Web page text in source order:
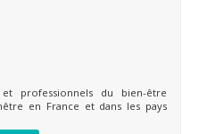
professionnels du bien-être
en France et dans les pays